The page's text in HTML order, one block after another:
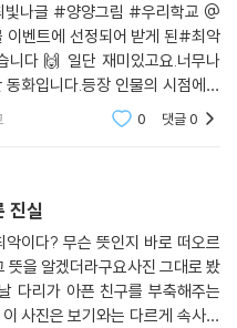
나글 #양양그림 #우리학교 @
벤트에 선정되어 받게 된#최악
니다 🙌 일단 재미있고요.너무나
화입니다.등장 인물의 시점에서
상황이 공감되면서 이해되고요.
0 댓글0
진실
이다? 무슨 뜻인지 바로 떠오르
뜻을 알겠더라구요사진 그대로 봤
사진은 보기와는 다르게 속사정